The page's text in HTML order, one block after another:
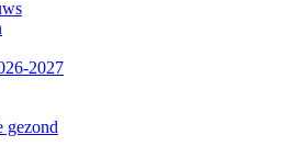
2027
gezond